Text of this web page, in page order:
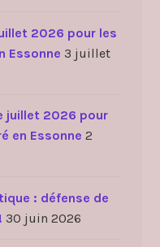
2026 pour les
Essonne 3 juillet
juillet 2026 pour
en Essonne 2
: défense de
30 juin 2026